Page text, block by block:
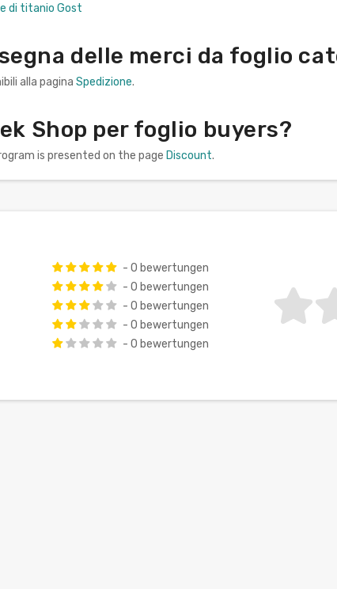
di titanio Gost
delle merci da foglio
alla pagina Spedizione.
Shop per foglio buyers?
is presented on the page Discount.
- 0 bewertungen
- 0 bewertungen
- 0 bewertungen
- 0 bewertungen
- 0 bewertungen